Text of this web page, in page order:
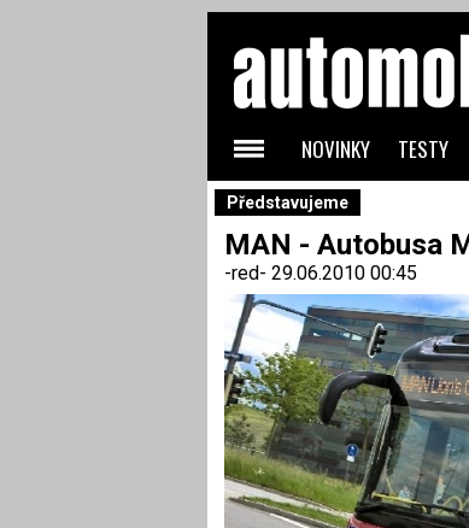
Představujeme
MAN - Autobusa
-red- 29.06.2010 00:45
NOVINKY TESTY